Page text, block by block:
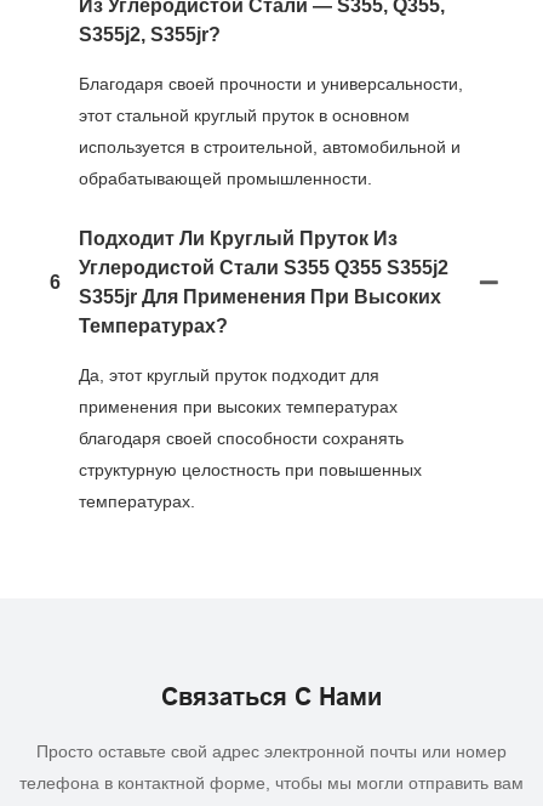
Из Углеродистой Стали — S355, Q355,
S355j2, S355jr?
Благодаря своей прочности и универсальности,
этот стальной круглый пруток в основном
используется в строительной, автомобильной и
обрабатывающей промышленности.
6
Подходит Ли Круглый Пруток Из
Углеродистой Стали S355 Q355 S355j2
S355jr Для Применения При Высоких
Температурах?
Да, этот круглый пруток подходит для
применения при высоких температурах
благодаря своей способности сохранять
структурную целостность при повышенных
температурах.
Связаться С Нами
Просто оставьте свой адрес электронной почты или номер
телефона в контактной форме, чтобы мы могли отправить вам